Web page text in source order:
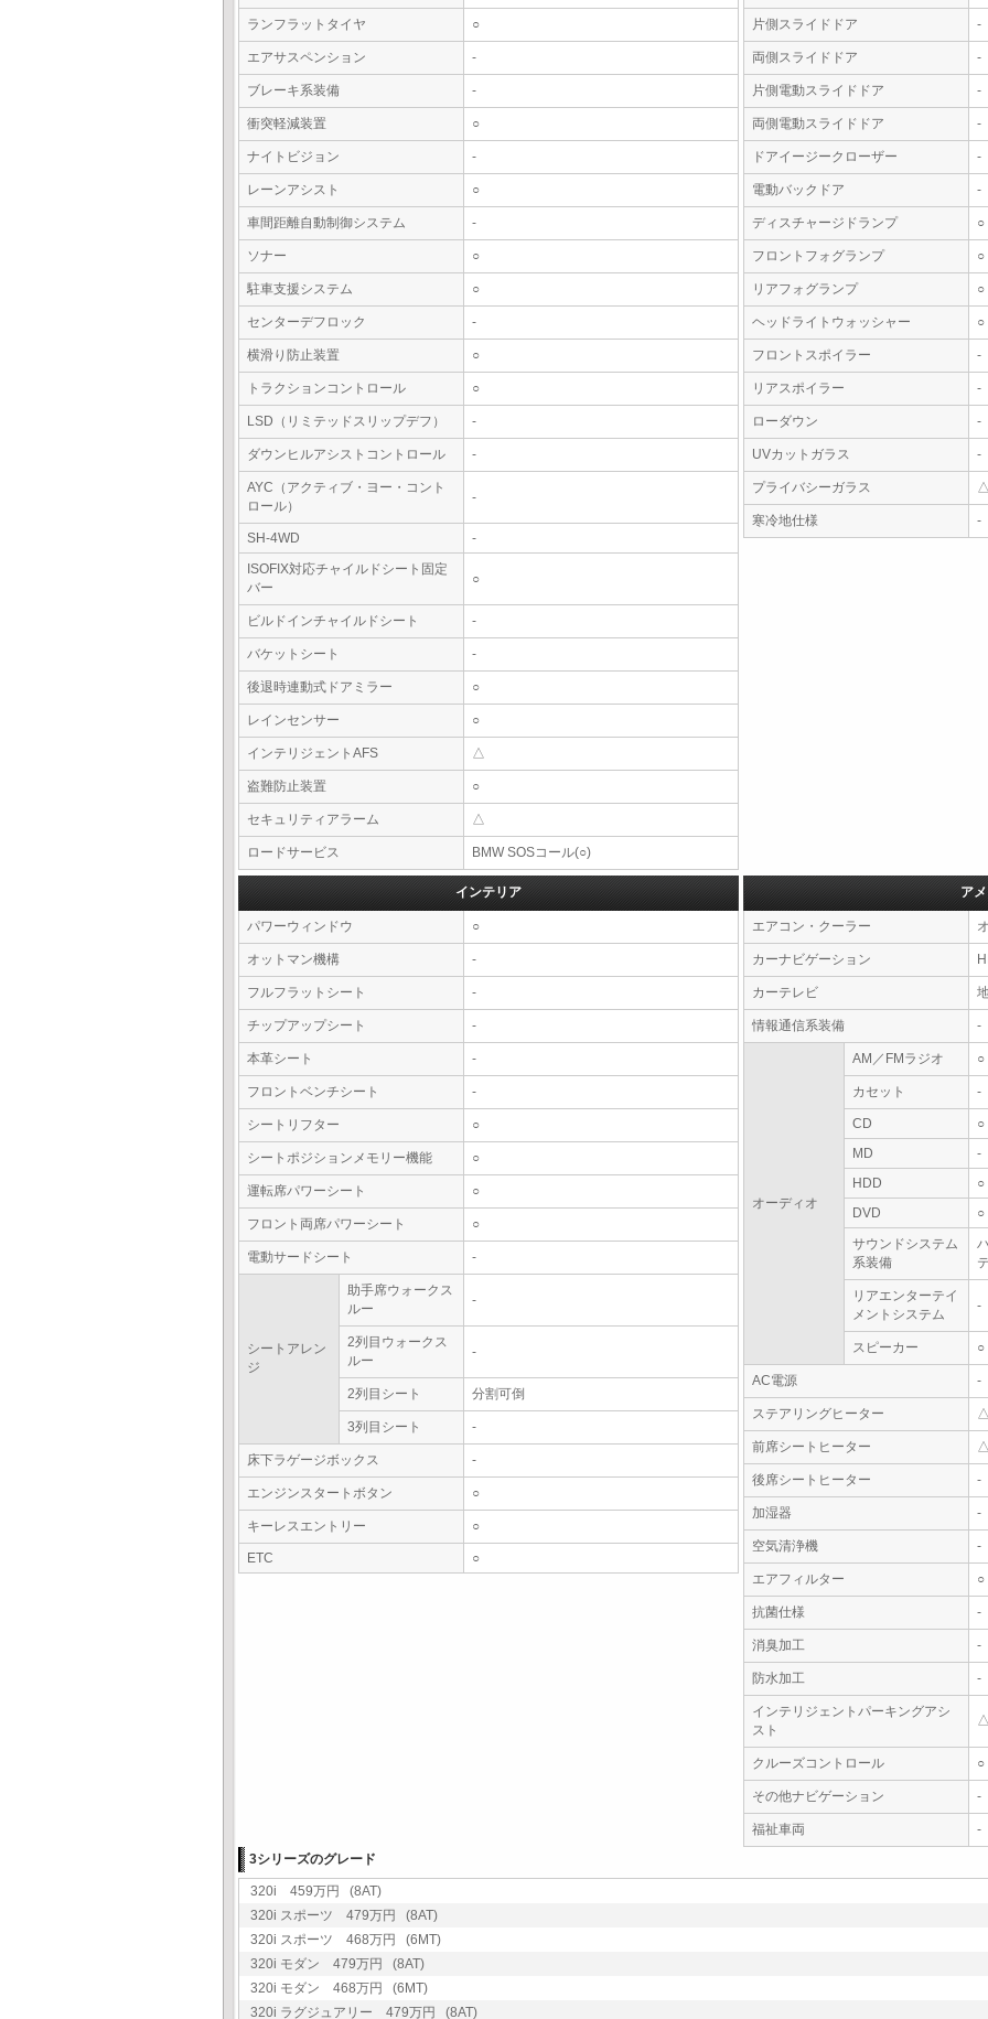
ランフラットタイヤ ○
エアサスペンション -
ブレーキ系装備 -
衝突軽減装置 ○
ナイトビジョン -
レーンアシスト ○
車間距離自動制御システム -
ソナー ○
駐車支援システム ○
センターデフロック -
横滑り防止装置 ○
トラクションコントロール ○
LSD（リミテッドスリップデフ） -
ダウンヒルアシストコントロール -
AYC（アクティブ・ヨー・コント
ロール）
-
SH-4WD
-
ISOFIX対応チャイルドシート固定
バー
○
ビルドインチャイルドシート -
バケットシート -
後退時連動式ドアミラー ○
レインセンサー ○
インテリジェントAFS △
盗難防止装置 ○
セキュリティアラーム △
ロードサービス BMW SOSコール(○)
片側スライドドア -
両側スライドドア -
片側電動スライドドア -
両側電動スライドドア -
ドアイージークローザー -
電動バックドア -
ディスチャージドランプ ○
フロントフォグランプ ○
リアフォグランプ ○
ヘッドライトウォッシャー ○
フロントスポイラー -
リアスポイラー -
ローダウン -
UVカットガラス -
プライバシーガラス
寒冷地仕様 -
インテリア
パワーウィンドウ ○
オットマン機構 -
フルフラットシート -
チップアップシート -
本革シート -
フロントベンチシート -
シートリフター ○
シートポジションメモリー機能 ○
運転席パワーシート ○
フロント両席パワーシート ○
電動サードシート -
シートアレン
ジ
助手席ウォークス
ルー
-
2列目ウォークス
ルー
-
2列目シート 分割可倒
3列目シート -
床下ラゲージボックス -
エンジンスタートボタン ○
キーレスエントリー ○
ETC ○
ア
エアコン・クーラー
カーナビゲーション
カーテレビ
情報通信系装備 -
オーディオ
AM／FMラジオ ○
カセット -
CD
○
MD
-
HDD
○
DVD
○
サウンドシステム
系装備
リアエンターテイ
メントシステム
-
スピーカー ○
AC電源 -
ステアリングヒーター
前席シートヒーター
後席シートヒーター -
加湿器 -
空気清浄機 -
エアフィルター ○
抗菌仕様 -
消臭加工 -
防水加工 -
インテリジェントパーキングアシ
スト
クルーズコントロール ○
その他ナビゲーション -
福祉車両
-
3シリーズのグレード
320i 459万円 (8AT)
320i スポーツ 479万円 (8AT)
320i スポーツ 468万円 (6MT)
320i モダン 479万円 (8AT)
320i モダン 468万円 (6MT)
320i ラグジュアリー 479万円 (8AT)